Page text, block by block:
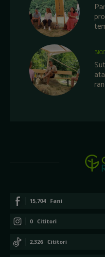
15,704 Fani
0 Cititori
2,326 Cititori